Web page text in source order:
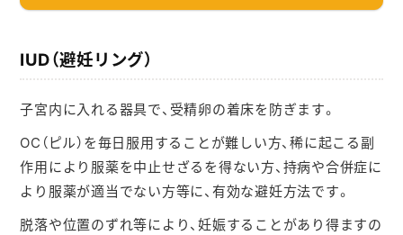
採用情報
IUD（避妊リング）
子宮内に入れる器具で、受精卵の着床を防ぎます。
OC（ピル）を毎日服用することが難しい方、稀に起こる副
作用により服薬を中止せざるを得ない方、持病や合併症に
より服薬が適当でない方等に、有効な避妊方法です。
脱落や位置のずれ等により、妊娠することがあり得ますの